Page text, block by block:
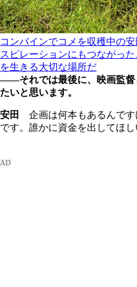
コンバインでコメを収穫中の
スピレーションにもつながっ
を生きる大切な場所だ
――それでは最後に、映画監督
たいと思います。
安田
企画は何本もあるんです
です。誰かに資金を出してほし